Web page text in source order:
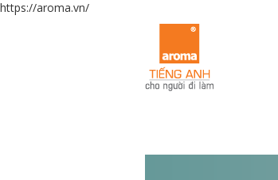
https://aroma.vn/